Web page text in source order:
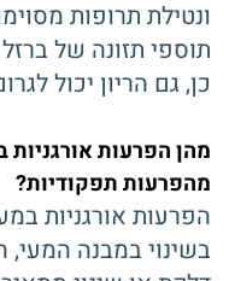
ונטילת תרופות
תוספי תזונה של
כן, גם הריון יכול
מהן הפרעות
מהפרעות תפקודיות?
הפרעות אורגניות
בשינוי במבנה המעי,